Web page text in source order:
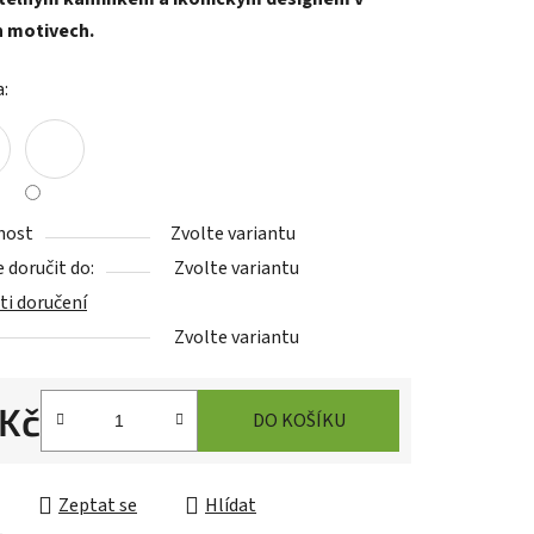
motivech.
Zvolte variantu
doručit do:
Zvolte variantu
doručení
Zvolte variantu
cena:
DO KOŠÍKU
Zeptat se
Hlídat